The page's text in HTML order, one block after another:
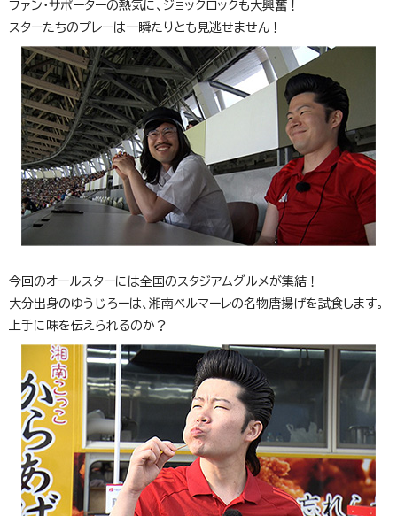
ファン・サポーターの熱気に、ジョックロックも大興奮！
スターたちのプレーは一瞬たりとも見逃せません！
今回のオールスターには全国のスタジアムグルメが集結！
大分出身のゆうじろーは、湘南ベルマーレの名物唐揚げを試食します。
上手に味を伝えられるのか？